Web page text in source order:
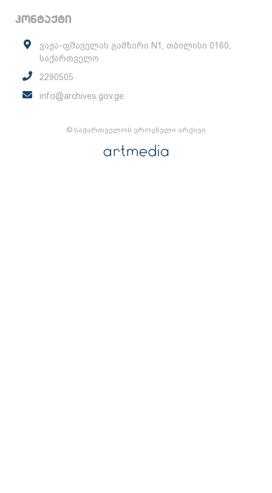
კონტაქტი
ვაჟა-ფშაველას გამზირი N1, თბილისი 0160,
საქართველო
2290505
info@archives.gov.ge
© საქართველოს ეროვნული არქივი